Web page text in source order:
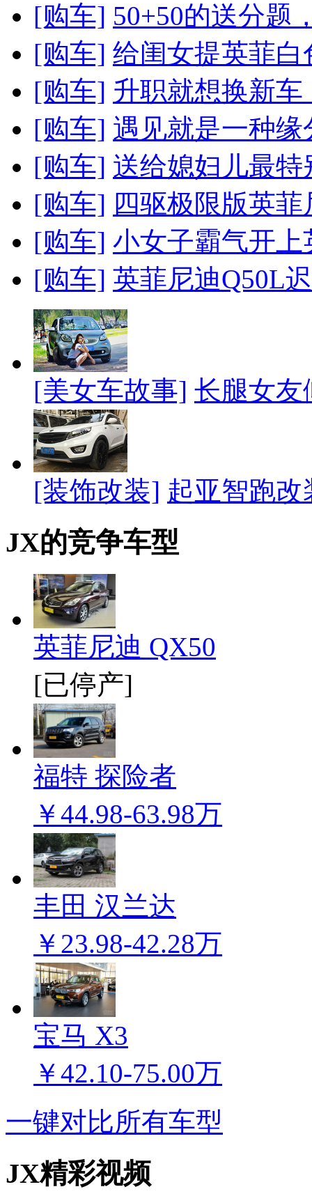
[购车] 50+50的送分题
[购车] 给闺女提英菲白
[购车] 升职就想换新
[购车] 遇见就是一种缘
[购车] 送给媳妇儿最
[购车] 四驱极限版英
[购车] 小女子霸气开上
[购车] 英菲尼迪Q50L
[美女车故事] 长腿女友
[装饰改装] 起亚智跑
JX的竞争车型
英菲尼迪 QX50
[已停产]
福特 探险者
￥44.98-63.98万
丰田 汉兰达
￥23.98-42.28万
宝马 X3
￥42.10-75.00万
一键对比所有车型
JX精彩视频